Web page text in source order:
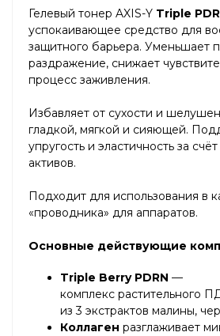
Гелевый тонер AXIS-Y Triple
успокаивающее средство для
защитного барьера. Уменьшает
раздражение, снижает
процесс заживления.
Избавляет от сухости и
гладкой, мягкой и сияющей.
упругость и эластичность за
активов.
Подходит для использования в
«проводника» для аппаратов.
Основные действующие
Triple Berry PDRN —
комплекс растительного
из 3 экстрактов малины,
Коллаген разглаживает